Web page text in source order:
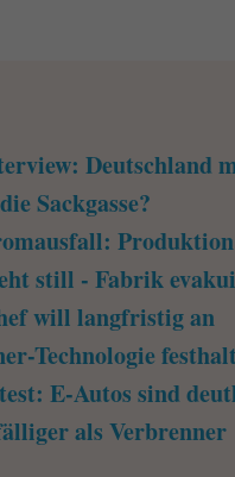
Deutschland
Sackgasse?
still - Fabrik
will langfristig an
Technologie
E-Autos sind
als Verbrenner